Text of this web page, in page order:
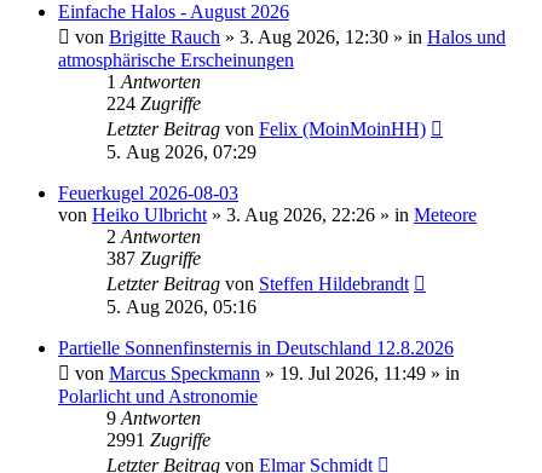
Einfache Halos - August 2026
von Brigitte Rauch » 3. Aug 2026, 12:30 » in Halos und
atmosphärische Erscheinungen
1 Antworten
224 Zugriffe
Letzter Beitrag von Felix (MoinMoinHH)
5. Aug 2026, 07:29
Feuerkugel 2026-08-03
von Heiko Ulbricht » 3. Aug 2026, 22:26 » in Meteore
2 Antworten
387 Zugriffe
Letzter Beitrag von Steffen Hildebrandt
5. Aug 2026, 05:16
Partielle Sonnenfinsternis in Deutschland 12.8.2026
von Marcus Speckmann » 19. Jul 2026, 11:49 » in
Polarlicht und Astronomie
9 Antworten
2991 Zugriffe
Letzter Beitrag von Elmar Schmidt